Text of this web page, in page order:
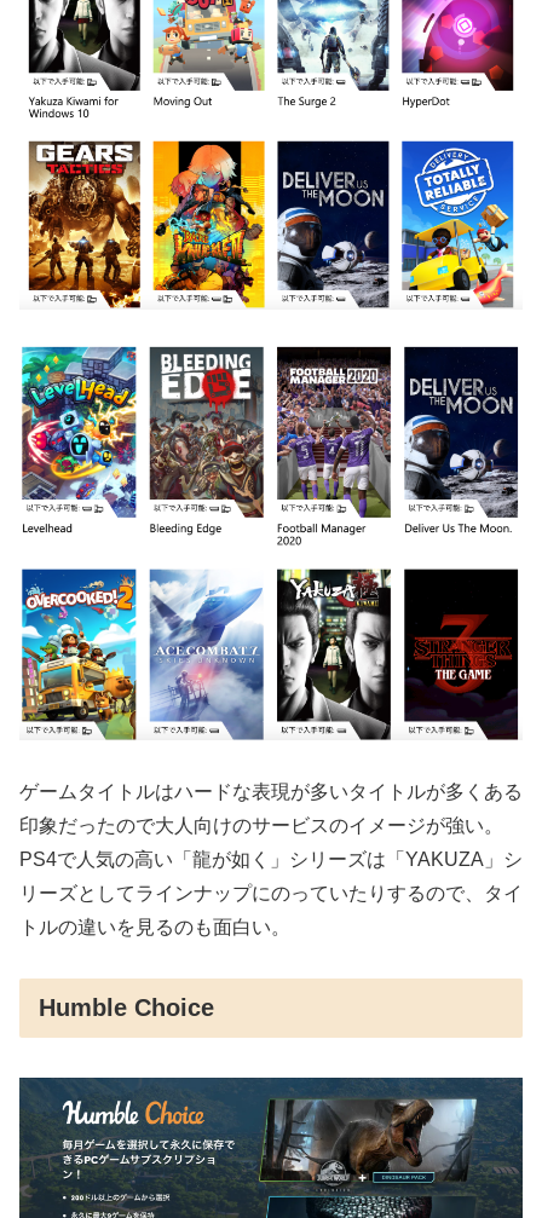
ゲームタイトルはハードな表現が多いタイトルが多くある
印象だったので大人向けのサービスのイメージが強い。
PS4で人気の高い「龍が如く」シリーズは「YAKUZA」シ
リーズとしてラインナップにのっていたりするので、タイ
トルの違いを見るのも面白い。
Humble Choice